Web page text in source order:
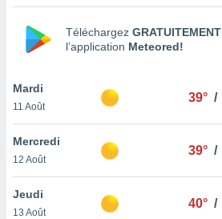
ainsi
un
la
du
Téléchargez GRATUITEMENT
l’application Meteored!
Mardi
11 Août
39° /
Mercredi
12 Août
39° /
Jeudi
13 Août
40° /